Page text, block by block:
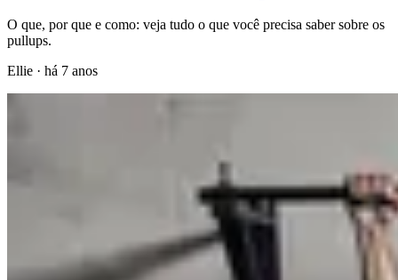
O que, por que e como: veja tudo o que você precisa saber sobre os
pullups.
Ellie · há 7 anos